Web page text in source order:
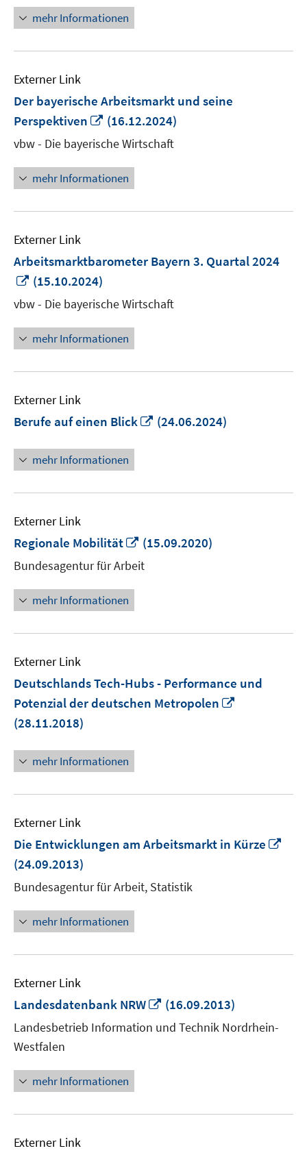
mehr Informationen
Externer Link
Der bayerische Arbeitsmarkt und seine
Perspektiven
In
neuem
Fenster
öffnen
(16.12.2024)
vbw - Die bayerische Wirtschaft
mehr Informationen
Externer Link
Arbeitsmarktbarometer Bayern 3. Quartal 2024
In
neuem
Fenster
öffnen
(15.10.2024)
vbw - Die bayerische Wirtschaft
mehr Informationen
Externer Link
Berufe auf einen Blick
In
(24.06.2024)
mehr Informationen
Externer Link
Regionale Mobilität
In
neuem
Fenster
(15.09.2020)
Bundesagentur für Arbeit
mehr Informationen
Externer Link
Deutschlands Tech-Hubs - Performance und
Potenzial der deutschen Metropolen
(28.11.2018)
mehr Informationen
Externer Link
Die Entwicklungen am Arbeitsmarkt in Kürze
(24.09.2013)
Bundesagentur für Arbeit, Statistik
mehr Informationen
Externer Link
Landesdatenbank NRW
In
neuem
Fenster
(16.09.2013)
Landesbetrieb Information und Technik Nordrhein-
Westfalen
mehr Informationen
Externer Link